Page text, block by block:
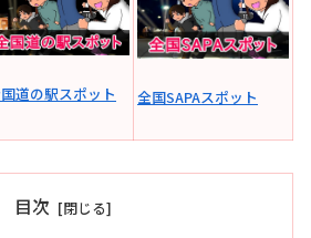
道の駅スポット 全国SAPAスポット
目次